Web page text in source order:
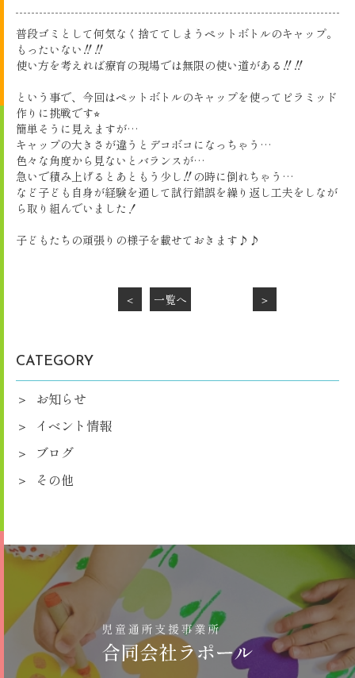
普段ゴミとして何気なく捨ててしまうペットボトルのキャップ。
もったいない‼︎‼︎
使い方を考えれば療育の現場では無限の使い道がある‼︎‼︎
という事で、今回はペットボトルのキャップを使ってピラミッド
作りに挑戦です⭐︎
簡単そうに見えますが…
キャップの大きさが違うとデコボコになっちゃう…
色々な角度から見ないとバランスが…
急いで積み上げるとあともう少し‼︎の時に倒れちゃう…
など子ども自身が経験を通して試行錯誤を繰り返し工夫をしなが
ら取り組んでいました！
子どもたちの頑張りの様子を載せておきます♪♪
＜ 一覧へ ＞
CATEGORY
お知らせ
イベント情報
ブログ
その他